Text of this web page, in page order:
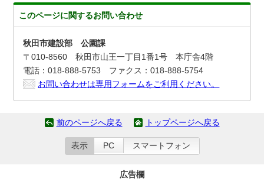
このページに関するお問い合わせ
秋田市建設部 公園課
〒010-8560 秋田市山王一丁目1番1号 本庁舎4階
電話：018-888-5753 ファクス：018-888-5754
お問い合わせは専用フォームをご利用ください。
前のページへ戻る トップページへ戻る
表示 PC スマートフォン
広告欄